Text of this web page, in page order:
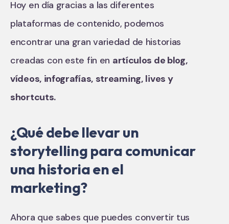
Hoy en día gracias a las diferentes
plataformas de contenido, podemos
encontrar una gran variedad de historias
creadas con este fin en artículos de blog,
vídeos, infografías, streaming, lives y
shortcuts.
¿Qué debe llevar un
storytelling para comunicar
una historia en el
marketing?
Ahora que sabes que puedes convertir tus